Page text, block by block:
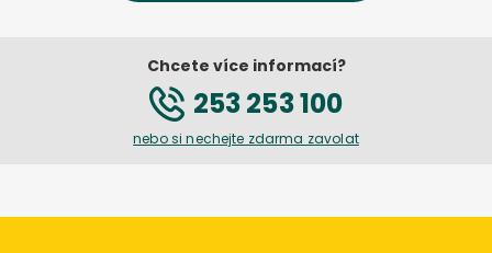
Chcete více informací?
253 253 100
nebo si nechejte zdarma zavolat